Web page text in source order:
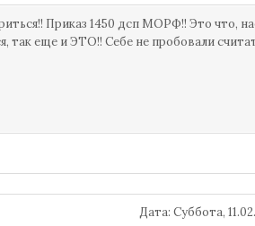
Приказ 1450 дсп МОРФ!! Это что,
так еще и ЭТО!! Себе не пробовали
Дата: Суббота,